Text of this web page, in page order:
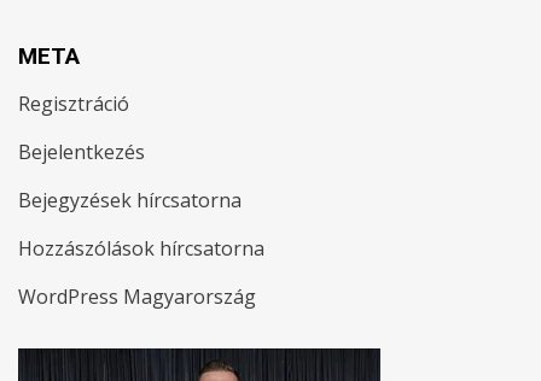
META
Regisztráció
Bejelentkezés
Bejegyzések hírcsatorna
Hozzászólások hírcsatorna
WordPress Magyarország